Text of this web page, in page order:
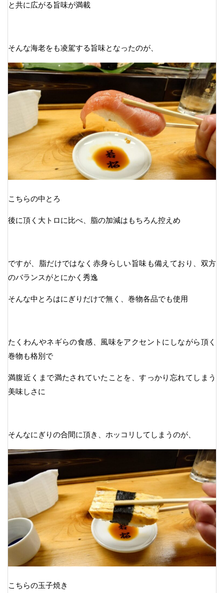
と共に広がる旨味が満載
そんな海老をも凌駕する旨味となったのが、
こちらの中とろ
後に頂く大トロに比べ、脂の加減はもちろん控えめ
ですが、脂だけではなく赤身らしい旨味も備えており、双方
のバランスがとにかく秀逸
そんな中とろはにぎりだけで無く、巻物各品でも使用
たくわんやネギらの食感、風味をアクセントにしながら頂く
巻物も格別で
満腹近くまで満たされていたことを、すっかり忘れてしまう
美味しさに
そんなにぎりの合間に頂き、ホッコリしてしまうのが、
こちらの玉子焼き